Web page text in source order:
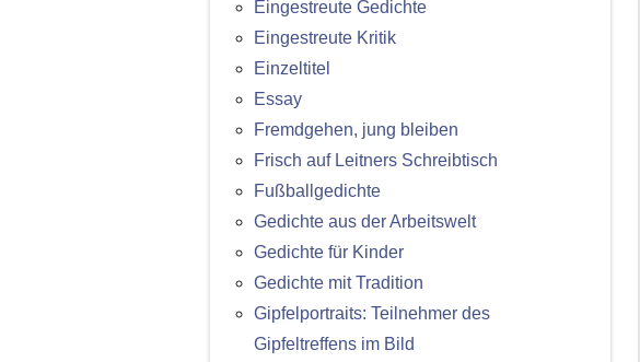
Eingestreute Gedichte
Eingestreute Kritik
Einzeltitel
Essay
Fremdgehen, jung bleiben
Frisch auf Leitners Schreibtisch
Fußballgedichte
Gedichte aus der Arbeitswelt
Gedichte für Kinder
Gedichte mit Tradition
Gipfelportraits: Teilnehmer des
Gipfeltreffens im Bild